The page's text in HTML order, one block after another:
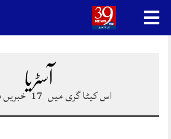
Skip
آسٹریا
اس کیٹا گری میں 17